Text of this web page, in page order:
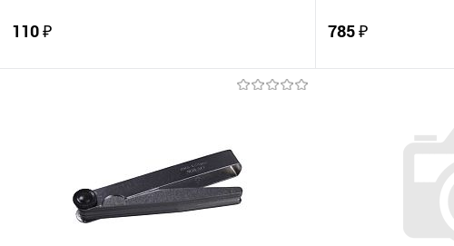
110 ₽
К сравнению
В избранное
Под заказ
785 ₽
Купить в 1 клик